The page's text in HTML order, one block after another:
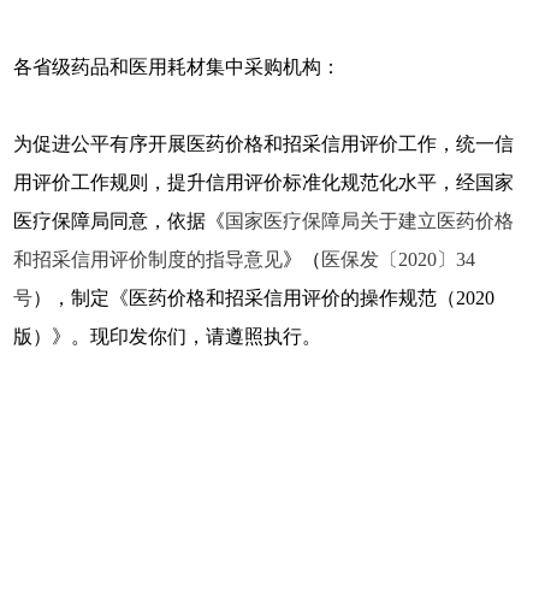
各省级药品和医用耗材集中采购机构：
为促进公平有序开展医药价格和招采信用评价工作，统一信
用评价工作规则，提升信用评价标准化规范化水平，经国家
医疗保障局同意，依据《国家医疗保障局关于建立医药价格
和招采信用评价制度的指导意见》（ 医保发〔2020〕34
号），制定《医药价格和招采信用评价的操作规范（2020
版）》。现印发你们，请遵照执行。